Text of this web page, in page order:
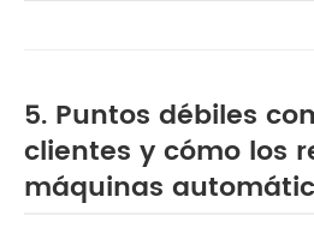
5. Puntos débiles
clientes y cómo los
máquinas